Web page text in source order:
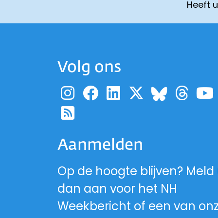
Heeft
Volg ons
Ga naar de
Ga naar de
Ga naar de
Ga naar
Ga
Ga naar de RSS-
Aanmelden
Op de hoogte blijven? Meld
dan aan voor het NH
Weekbericht of een van